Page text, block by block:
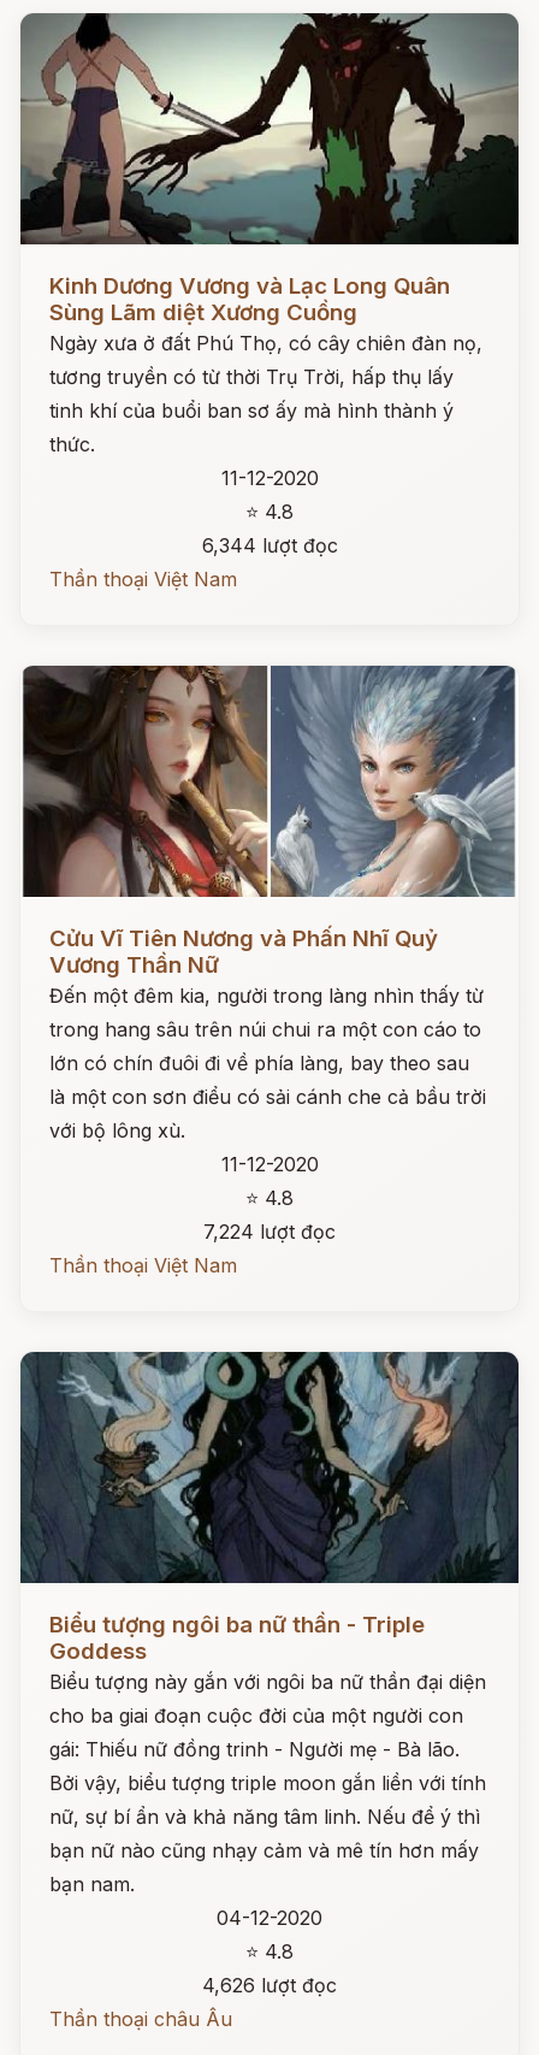
Kinh Dương Vương và Lạc Long Quân
Sùng Lãm diệt Xương Cuồng
Ngày xưa ở đất Phú Thọ, có cây chiên đàn nọ,
tương truyền có từ thời Trụ Trời, hấp thụ lấy
tinh khí của buổi ban sơ ấy mà hình thành ý
thức.
11-12-2020
⭐ 4.8
6,344 lượt đọc
Thần thoại Việt Nam
Cửu Vĩ Tiên Nương và Phấn Nhĩ Quỷ
Vương Thần Nữ
Đến một đêm kia, người trong làng nhìn thấy từ
trong hang sâu trên núi chui ra một con cáo to
lớn có chín đuôi đi về phía làng, bay theo sau
là một con sơn điểu có sải cánh che cả bầu trời
với bộ lông xù.
11-12-2020
⭐ 4.8
7,224 lượt đọc
Thần thoại Việt Nam
Đọc ngay
Biểu tượng ngôi ba nữ thần - Triple
Goddess
Biểu tượng này gắn với ngôi ba nữ thần đại diện
cho ba giai đoạn cuộc đời của một người con
gái: Thiếu nữ đồng trinh - Người mẹ - Bà lão.
Bởi vậy, biểu tượng triple moon gắn liền với tính
nữ, sự bí ẩn và khả năng tâm linh. Nếu để ý thì
bạn nữ nào cũng nhạy cảm và mê tín hơn mấy
bạn nam.
04-12-2020
⭐ 4.8
4,626 lượt đọc
Thần thoại châu Âu